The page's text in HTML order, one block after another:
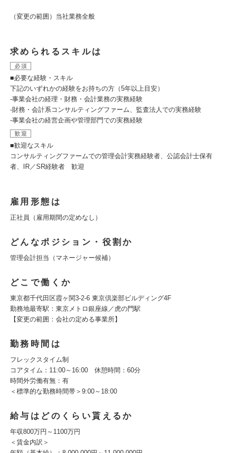
（変更の範囲）当社業務全般
求められるスキルは
必須
■必要な経験・スキル
下記のいずれかの経験をお持ちの方（5年以上目安）
-事業会社の経理・財務・会計業務の実務経験
-財務・会計系コンサルティングファーム、監査法人での実務経験
-事業会社の経営企画や管理部門での実務経験
歓迎
■歓迎なスキル
コンサルティングファームでの管理会計実務経験者、公認会計士保有
者、IR／SR経験者 歓迎
雇用形態は
正社員（雇用期間の定めなし）
どんなポジション・役割か
管理会計担当（マネージャー候補）
どこで働くか
東京都千代田区霞ヶ関3-2-6 東京倶楽部ビルディング4F
勤務地最寄駅：東京メトロ銀座線／虎の門駅
【変更の範囲：会社の定める事業所】
勤務時間は
フレックスタイム制
コアタイム：11:00～16:00 休憩時間：60分
時間外労働有無：有
＜標準的な勤務時間帯＞9:00～18:00
給与はどのくらい貰えるか
年収800万円～1100万円
＜賃金内訳＞